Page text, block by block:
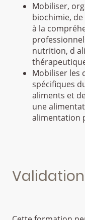
Mobiliser,
biochimie,
à la
nutrition, d
Mobiliser les
spécifiques
aliments et
une
alimentation